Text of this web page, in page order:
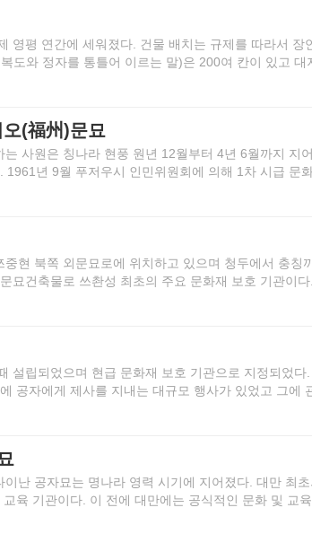
영평 연간에 세워졌다. 건물 배치는 규제를 따라서 장
도와 정자를 통틀어 이르는 말)은 200여 칸이 있고 대
(福州)문묘
는 사원은 칭나라 현풍 원년 12월부터 4년 6월까지 지
1961년 9월 푸저우시 인민위원회에 의해 1차 시급 문
정부에 의해 성급 문화재 보호 기관으로 공포되었다.
중현 북쪽 외문묘로에 위치하고 있으며 청두에서 충칭
묘건축물로 쓰촨성 최초의 주요 문화재 보호 기관이
고 엄격한 형태, 엄격한 배치, 고풍스러운 우아함, 뛰어
설립되었으며 현급 문화재 보호 기관으로 지정되었
공자에게 제사를 지내는 대규모 행사가 있었고 그에
히 기록되어 있다.
이난 공자묘는 명나라 영력 시기에 지어졌다. 대만 최
육 기관이다. 이 전에 대만에는 공식적인 문화 및 교